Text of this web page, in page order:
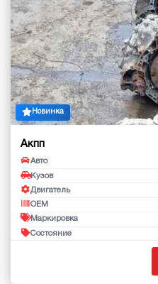
Новинка
Акпп
Авто
Кузов
Двигатель
OEM
Маркировка
Состояние